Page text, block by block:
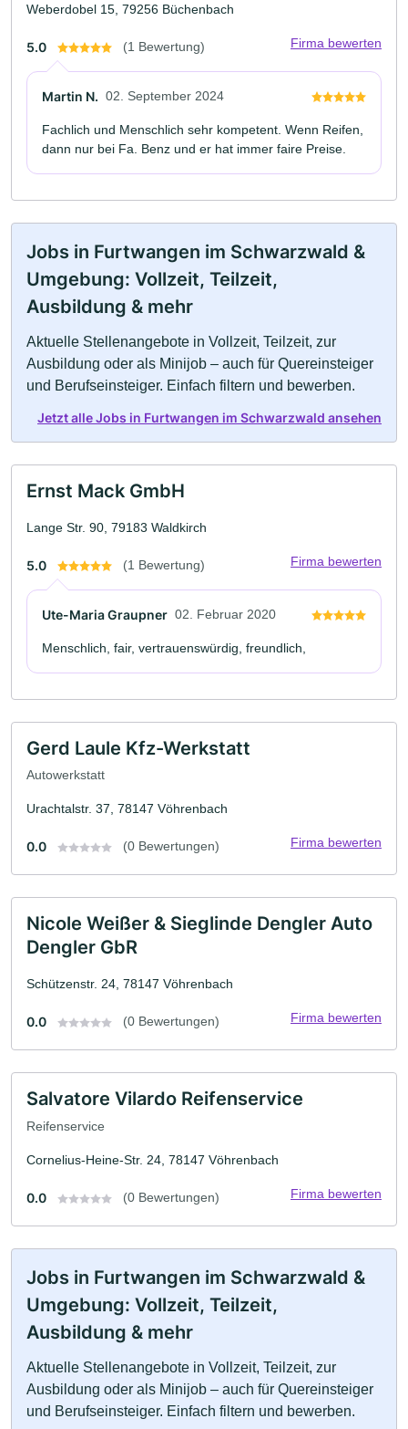
Weberdobel 15, 79256 Büchenbach
5.0 (1 Bewertung) Firma bewerten
Martin N. 02. September 2024
Fachlich und Menschlich sehr kompetent. Wenn Reifen,
dann nur bei Fa. Benz und er hat immer faire Preise.
Jobs in Furtwangen im Schwarzwald &
Umgebung: Vollzeit, Teilzeit,
Ausbildung & mehr
Aktuelle Stellenangebote in Vollzeit, Teilzeit, zur
Ausbildung oder als Minijob – auch für Quereinsteiger
und Berufseinsteiger. Einfach filtern und bewerben.
Jetzt alle Jobs in Furtwangen im Schwarzwald ansehen
Ernst Mack GmbH
Lange Str. 90, 79183 Waldkirch
5.0 (1 Bewertung) Firma bewerten
Ute-Maria Graupner 02. Februar 2020
Menschlich, fair, vertrauenswürdig, freundlich,
Gerd Laule Kfz-Werkstatt
Autowerkstatt
Urachtalstr. 37, 78147 Vöhrenbach
0.0 (0 Bewertungen) Firma bewerten
Nicole Weißer & Sieglinde Dengler Auto
Dengler GbR
Schützenstr. 24, 78147 Vöhrenbach
0.0 (0 Bewertungen) Firma bewerten
Salvatore Vilardo Reifenservice
Reifenservice
Cornelius-Heine-Str. 24, 78147 Vöhrenbach
0.0 (0 Bewertungen) Firma bewerten
Jobs in Furtwangen im Schwarzwald &
Umgebung: Vollzeit, Teilzeit,
Ausbildung & mehr
Aktuelle Stellenangebote in Vollzeit, Teilzeit, zur
Ausbildung oder als Minijob – auch für Quereinsteiger
und Berufseinsteiger. Einfach filtern und bewerben.